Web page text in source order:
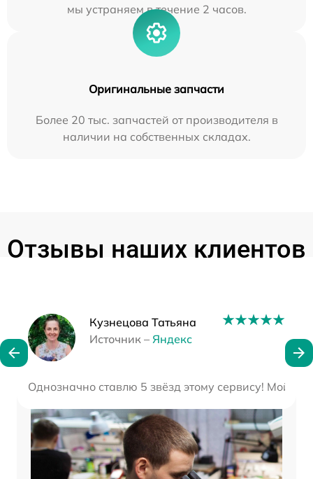
мы устраняем в течение 2 часов.
Оригинальные запчасти
Более 20 тыс. запчастей от производителя в
наличии на собственных складах.
Отзывы наших клиентов
Кузнецова Татьяна
Источник – Яндекс
Однозначно ставлю 5 звёзд этому сервису! Мой
Наши мастера